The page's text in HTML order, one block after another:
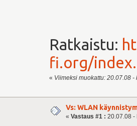
Ratkaistu:
fi.org/
« Viimeksi muokattu: 20.07.08
Vs: WLAN
« Vastaus #1 : 20.07.08 -